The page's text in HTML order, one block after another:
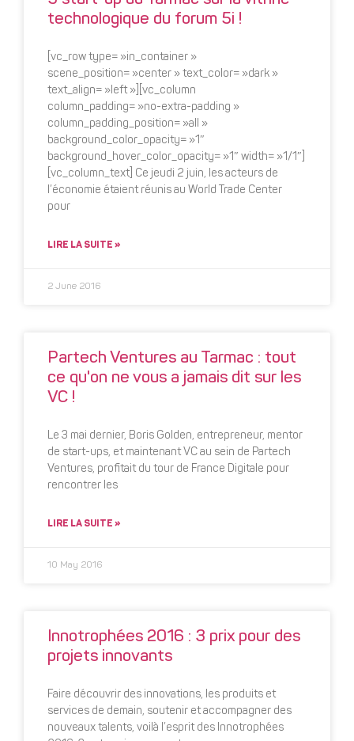
technologique du forum 5i !
[vc_row type= »in_container »
scene_position= »center » text_color= »dark »
text_align= »left »][vc_column
column_padding= »no-extra-padding »
column_padding_position= »all »
background_color_opacity= »1″
background_hover_color_opacity= »1″ width= »1/1″]
[vc_column_text] Ce jeudi 2 juin, les acteurs de
l’économie étaient réunis au World Trade Center
pour
LIRE LA SUITE »
2 June 2016
Partech Ventures au Tarmac : tout
ce qu'on ne vous a jamais dit sur les
VC !
Le 3 mai dernier, Boris Golden, entrepreneur, mentor
de start-ups, et maintenant VC au sein de Partech
Ventures, profitait du tour de France Digitale pour
rencontrer les
LIRE LA SUITE »
10 May 2016
Innotrophées 2016 : 3 prix pour des
projets innovants
Faire découvrir des innovations, les produits et
services de demain, soutenir et accompagner des
nouveaux talents, voilà l’esprit des Innotrophées